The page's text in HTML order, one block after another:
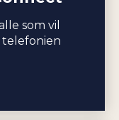
som vil